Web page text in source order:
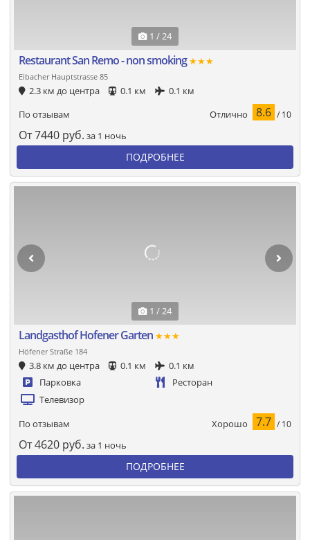
1 / 24
Restaurant San Remo - non smoking★★★
Eibacher Hauptstrasse 85
2.3 км до центра 0.1 км
0.1 км
По отзывам
Отлично 8.6 / 10
От7440 руб. за 1 ночь
ПОДРОБНЕЕ
1 / 24
Landgasthof Hofener Garten ★★★
Höfener Straße 184
3.8 км до центра 0.1 км
0.1 км
Парковка
Ресторан
Телевизор
По отзывам Хорошо 7.7 / 10
От4620 руб. за 1 ночь
ПОДРОБНЕЕ